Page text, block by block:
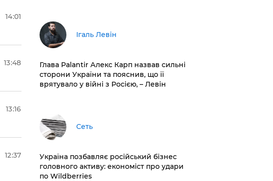
14:01
13:48
13:16
12:37
Ігаль Левін
Глава Palantir Алекс Карп назвав сильні
сторони України та пояснив, що її
врятувало у війні з Росією, – Левін
Сеть
​Україна позбавляє російський бізнес
головного активу: економіст про удари
по Wildberries